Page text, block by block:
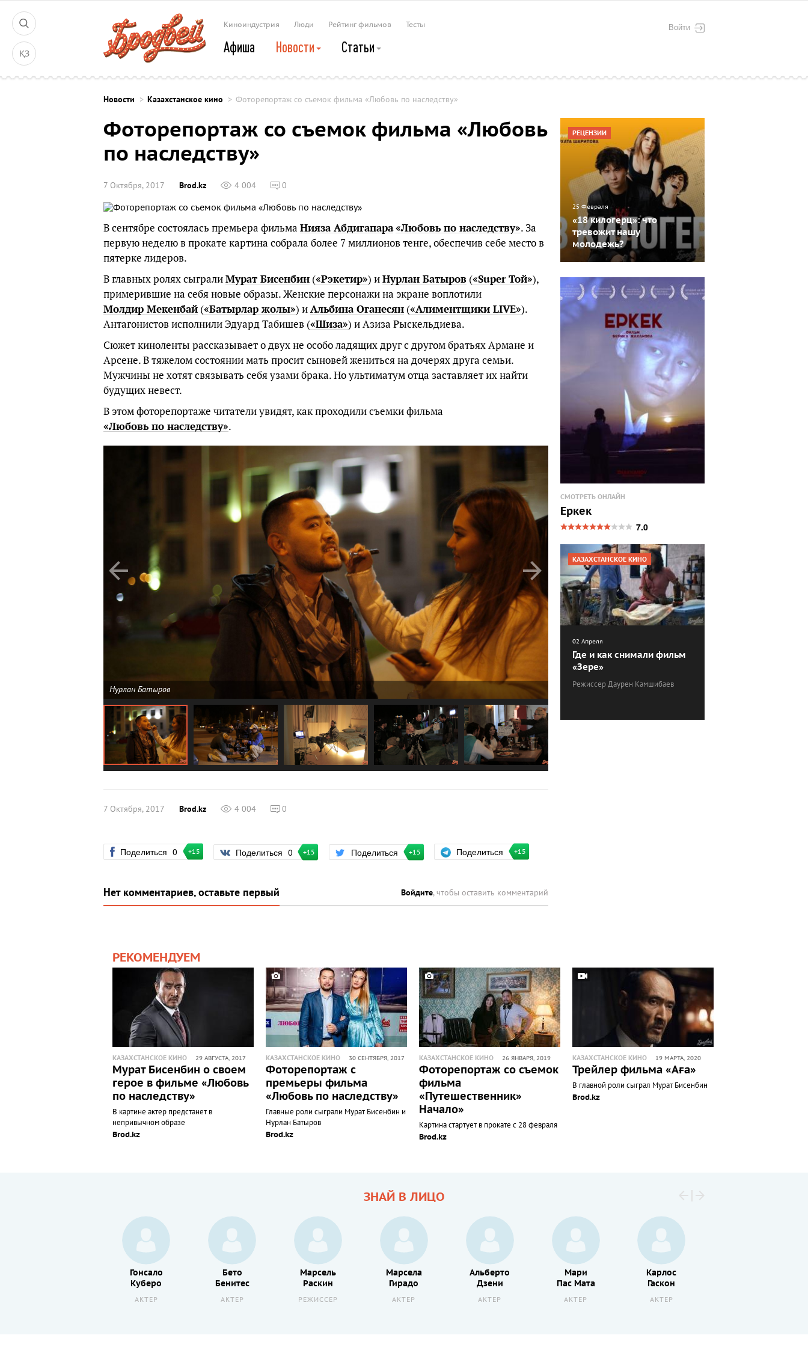
ҚЗ
Войти
Киноиндустрия Люди Рейтинг фильмов Тесты
Афиша Новости Статьи
Новости Казахстанское кино Фоторепортаж со съемок фильма «Любовь по наследству»
Фоторепортаж со съемок фильма «Любовь
по наследству»
7 Октября, 2017 Brod.kz 4 004 0
В сентябре состоялась премьера фильма Нияза Абдигапара«Любовь по наследству». За
первую неделю в прокате картина собрала более 7 миллионов тенге, обеспечив себе место в
пятерке лидеров.
В главных ролях сыгралиМурат Бисенбин («Рэкетир») иНурлан Батыров («Super Той»),
примерившие на себя новые образы. Женские персонажи на экране воплотили
Молдир Мекенбай («Батырлар жолы») иАльбина Оганесян («Алиментщики LIVE»).
Антагонистов исполнили Эдуард Табишев («Шиза») и Азиза Рыскельдиева.
Сюжет киноленты рассказывает о двух не особо ладящих друг с другом братьях Армане и
Арсене. В тяжелом состоянии мать просит сыновей жениться на дочерях друга семьи.
Мужчины не хотят связывать себя узами брака. Но ультиматум отца заставляет их найти
будущих невест.
В этом фоторепортаже читатели увидят, как проходили съемки фильма
«Любовь по наследству».
Нурлан Батыров
7 Октября, 2017 Brod.kz 4 004 0
Поделиться 0 +15 Поделиться 0 +15 Поделиться +15 Поделиться +15
Нет комментариев, оставьте первый Войдите, чтобы оставить комментарий
РЕКОМЕНДУЕМ
КАЗАХСТАНСКОЕ КИНО 29 АВГУСТА, 2017
Мурат Бисенбин о своем
герое в фильме «Любовь
по наследству»
В картине актер предстанет в
непривычном образе
Brod.kz
КАЗАХСТАНСКОЕ КИНО 30 СЕНТЯБРЯ, 2017
Фоторепортаж с
премьеры фильма
«Любовь по наследству»
Главные роли сыграли Мурат Бисенбин и
Нурлан Батыров
Brod.kz
КАЗАХСТАНСКОЕ КИНО 26 ЯНВАРЯ, 2019
Фоторепортаж со съемок
фильма
«Путешественник»
Начало»
Картина стартует в прокате с 28 февраля
Brod.kz
КАЗАХСТАНСКОЕ КИНО 19 МАРТА, 2020
Трейлер фильма «Аға»
В главной роли сыграл Мурат Бисенбин
Brod.kz
РЕЦЕНЗИИ
25 Февраля
«18 килогерц»: что
тревожит нашу
молодежь?
СМОТРЕТЬ ОНЛАЙН
Еркек
7.0
КАЗАХСТАНСКОЕ КИНО
02 Апреля
Где и как снимали фильм
«Зере»
Режиссер Даурен Камшибаев
ЗНАЙ В ЛИЦО
Гонсало
Куберо
АКТЕР
Бето
Бенитес
АКТЕР
Марсель
Раскин
РЕЖИССЕР
Марсела
Гирадо
АКТЕР
Альберто
Дзени
АКТЕР
Мари
Пас Мата
АКТЕР
Карлос
Гаскон
АКТЕР